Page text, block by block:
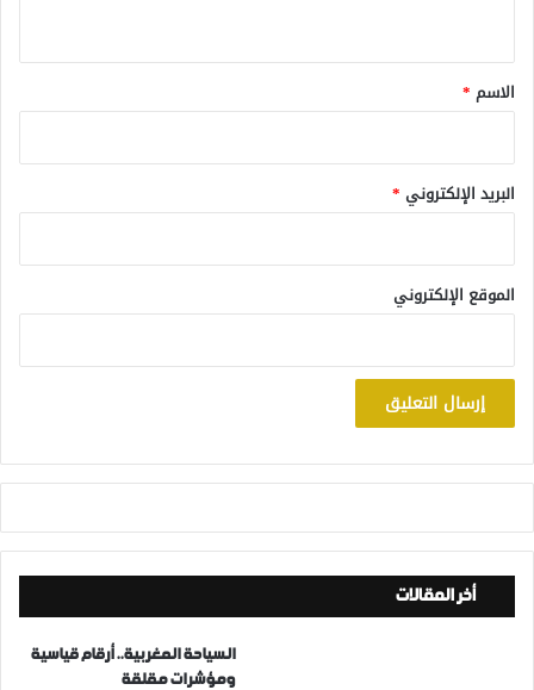
*
الاسم *
البريد الإلكتروني *
الموقع الإلكتروني
أخر المقالات
السياحة المغربية.. أرقام قياسية
ومؤشرات مقلقة